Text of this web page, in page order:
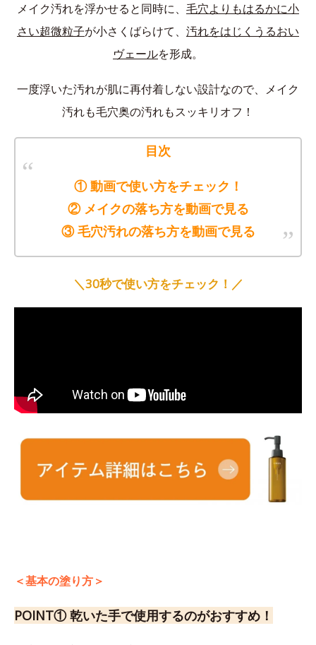
メイク汚れを浮かせると同時に、 毛穴よりもはるかに小
さい超微粒子が小さくばらけて、 汚れをはじくうるおい
ヴェールを形成。
一度浮いた汚れが肌に再付着しない設計なので、メイク
汚れも毛穴奥の汚れもスッキリオフ！
目次
① 動画で使い方をチェック！
② メイクの落ち方を動画で見る
③ 毛穴汚れの落ち方を動画で見る
＼30秒で使い方をチェック！／
＜基本の塗り方＞
POINT① 乾いた手で使用するのがおすすめ！